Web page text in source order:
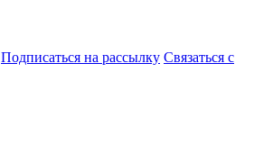
Подписаться на рассылку Связаться с